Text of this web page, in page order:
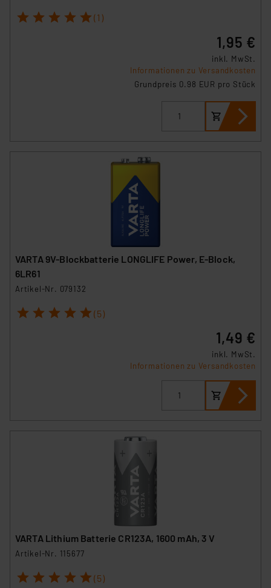
1 2 3 4 5 (1)
1,95 €
inkl. MwSt.
Informationen zu Versandkosten
Grundpreis 0.98 EUR pro Stück
VARTA 9V-Blockbatterie LONGLIFE Power, E-Block,
6LR61
Artikel-Nr. 079132
1 2 3 4 5 (5)
1,49 €
inkl. MwSt.
Informationen zu Versandkosten
VARTA Lithium Batterie CR123A, 1600 mAh, 3 V
Artikel-Nr. 115677
1 2 3 4 5 (5)